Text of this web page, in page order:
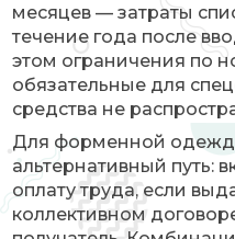
месяцев — затраты
течение года после
этом ограничения по
обязательные для
средства не
Для форменной
альтернативный путь:
оплату труда, если
коллективном